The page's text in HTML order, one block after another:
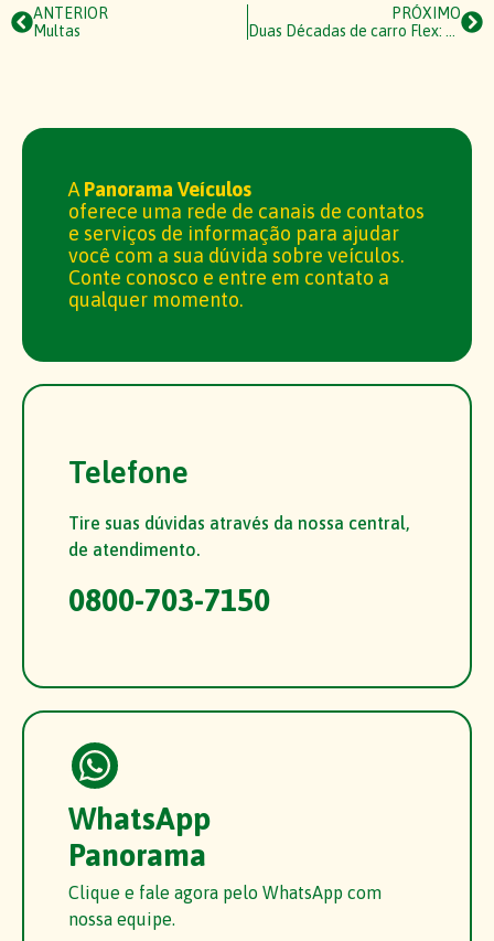
ANTERIOR
Multas
PRÓXIMO
A Panorama Veículos
oferece uma rede de canais de contatos
e serviços de informação para ajudar
você com a sua dúvida sobre veículos.
Conte conosco e entre em contato a
qualquer momento.
Telefone
Tire suas dúvidas através da nossa central,
de atendimento.
0800-703-7150
WhatsApp
Panorama
Clique e fale agora pelo WhatsApp com
nossa equipe.